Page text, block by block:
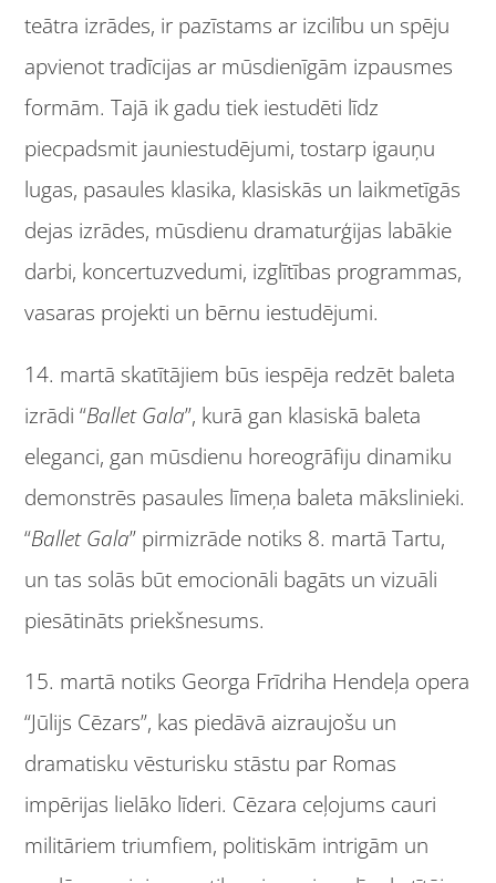
teātra izrādes, ir pazīstams ar izcilību un spēju
apvienot tradīcijas ar mūsdienīgām izpausmes
formām. Tajā ik gadu tiek iestudēti līdz
piecpadsmit jauniestudējumi, tostarp igauņu
lugas, pasaules klasika, klasiskās un laikmetīgās
dejas izrādes, mūsdienu dramaturģijas labākie
darbi, koncertuzvedumi, izglītības programmas,
vasaras projekti un bērnu iestudējumi.
14. martā skatītājiem būs iespēja redzēt baleta
izrādi “Ballet Gala”, kurā gan klasiskā baleta
eleganci, gan mūsdienu horeogrāfiju dinamiku
demonstrēs pasaules līmeņa baleta mākslinieki.
“Ballet Gala” pirmizrāde notiks 8. martā Tartu,
un tas solās būt emocionāli bagāts un vizuāli
piesātināts priekšnesums.
15. martā notiks Georga Frīdriha Hendeļa opera
“Jūlijs Cēzars”, kas piedāvā aizraujošu un
dramatisku vēsturisku stāstu par Romas
impērijas lielāko līderi. Cēzara ceļojums cauri
militāriem triumfiem, politiskām intrigām un